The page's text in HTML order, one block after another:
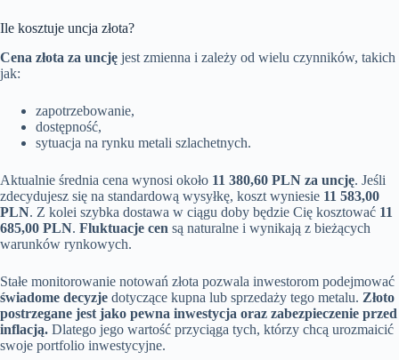
Ile kosztuje uncja złota?
Cena złota za uncję jest zmienna i zależy od wielu czynników, takich
jak:
zapotrzebowanie,
dostępność,
sytuacja na rynku metali szlachetnych.
Aktualnie średnia cena wynosi około 11 380,60 PLN za uncję. Jeśli
zdecydujesz się na standardową wysyłkę, koszt wyniesie 11 583,00
PLN. Z kolei szybka dostawa w ciągu doby będzie Cię kosztować 11
685,00 PLN. Fluktuacje cen są naturalne i wynikają z bieżących
warunków rynkowych.
Stałe monitorowanie notowań złota pozwala inwestorom podejmować
świadome decyzje dotyczące kupna lub sprzedaży tego metalu. Złoto
postrzegane jest jako pewna inwestycja oraz zabezpieczenie przed
inflacją. Dlatego jego wartość przyciąga tych, którzy chcą urozmaicić
swoje portfolio inwestycyjne.